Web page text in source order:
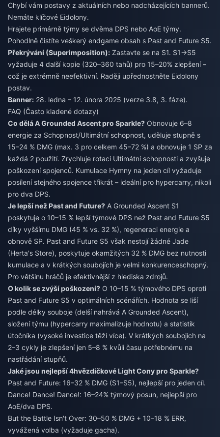
Chybí vám postavy z aktuálních nebo nadcházejících bannerů.
Nemáte klíčové Eidolony.
Hrajete primárně týmy se dvěma DPS nebo AoE týmy.
Pohodlně čistíte veškerý endgame obsah s Past and Future S5.
Překrývání (Superimposition): Zastavte se na S1. S1→S5
vyžaduje 4 další kopie (320–360 tahů) pro 15–20% zlepšení –
což je extrémně neefektivní. Raději upřednostněte Eidolony
postav.
Banner: 28. ledna – 12. února 2025 (verze 3.8, 3. fáze).
FAQ (Často kladené dotazy)
Co dělá A Grounded Ascent pro Sparkle? Obnovuje 6–8
energie za Schopnost/Ultimátní schopnost, uděluje stupně s
15–24 % DMG (max. 3 pro celkem 45–72 %) a obnovuje 1 SP za
každá 2 použití. Zrychluje rotaci Ultimátní schopnosti a zvyšuje
poškození spojenců. Kumulace Hymny na jeden cíl vyžaduje
posílení stejného spojence třikrát – ideální pro hypercarry, nikoli
pro dva DPS.
Je lepší než Past and Future? A Grounded Ascent S1
poskytuje o 10–15 % lepší týmové DPS než Past and Future S5
díky vyššímu DMG (45 % vs. 32 %), regeneraci energie a
obnově SP. Past and Future S5 však nestojí žádné Jade
(Herta's Store), poskytuje okamžitých 32 % DMG bez nutnosti
kumulace a v krátkých soubojích je velmi konkurenceschopný.
Pro většinu hráčů je efektivnější z hlediska zdrojů.
O kolik se zvýší poškození? O 10–15 % týmového DPS oproti
Past and Future S5 v optimálních scénářích. Hodnota se liší
podle délky souboje (delší nahrává A Grounded Ascent),
složení týmu (hypercarry maximalizuje hodnotu) a statistik
útočníka (vysoké investice těží více). V krátkých soubojích na
2–3 cykly je zlepšení jen 5–8 % kvůli času potřebnému na
nastřádání stupňů.
Jaké jsou nejlepší 4hvězdičkové Light Cony pro Sparkle?
Past and Future: 16–32 % DMG (S1–S5), nejlepší pro jeden cíl.
Dance! Dance! Dance!: 16–24% týmový posun, nejlepší pro
AoE/dva DPS.
But the Battle Isn't Over: 30–50 % DMG + 10–18 % ERR,
vyvážená volba (vyžaduje gacha).